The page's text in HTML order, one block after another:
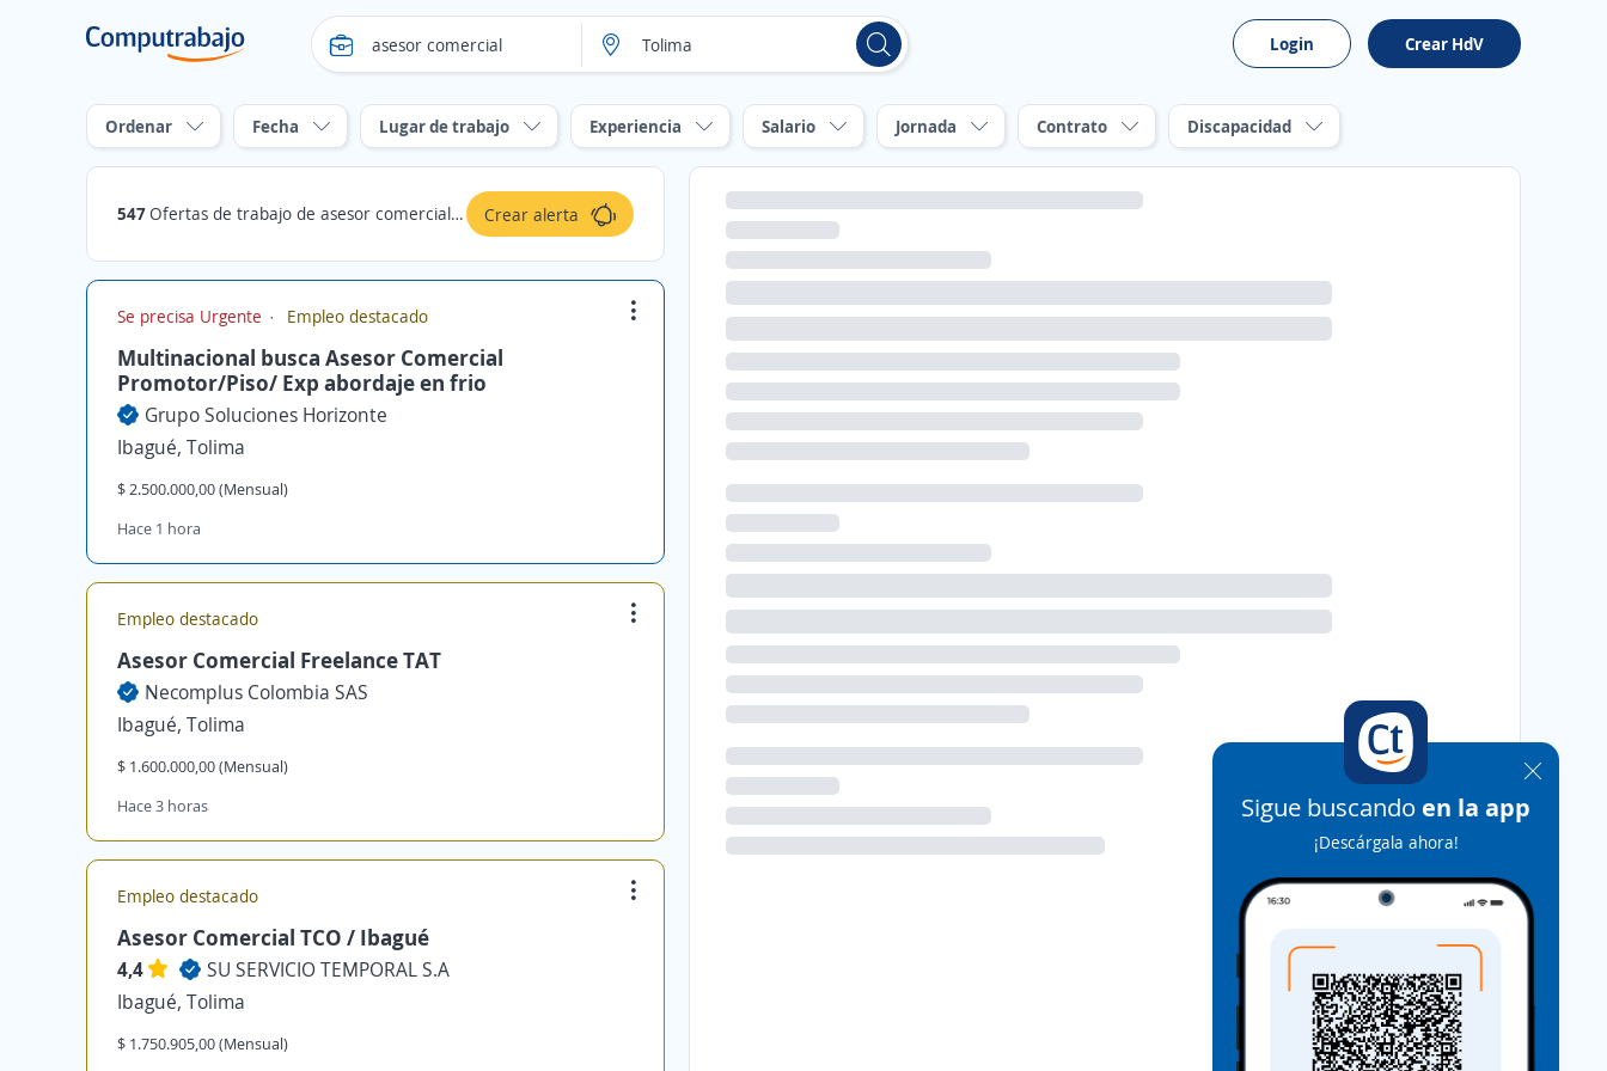
Login Crear HdV
Ordenar Fecha Lugar de trabajo Experiencia Salario Jornada Contrato Discapacidad
547Ofertas de trabajo de asesor comercial en Tolima Crear alerta
Se precisa Urgente Empleo destacado
Multinacional busca Asesor Comercial
Promotor/Piso/ Exp abordaje en frio
Grupo Soluciones Horizonte
Ibagué, Tolima
$ 2.500.000,00 (Mensual)
Hace 1 hora
Empleo destacado
Asesor Comercial Freelance TAT
Necomplus Colombia SAS
Ibagué, Tolima
$ 1.600.000,00 (Mensual)
Hace 3 horas
Empleo destacado
Asesor Comercial TCO / Ibagué
4,4
SU SERVICIO TEMPORAL S.A
Ibagué, Tolima
$ 1.750.905,00 (Mensual)
Sigue buscando en la app
¡Descárgala ahora!